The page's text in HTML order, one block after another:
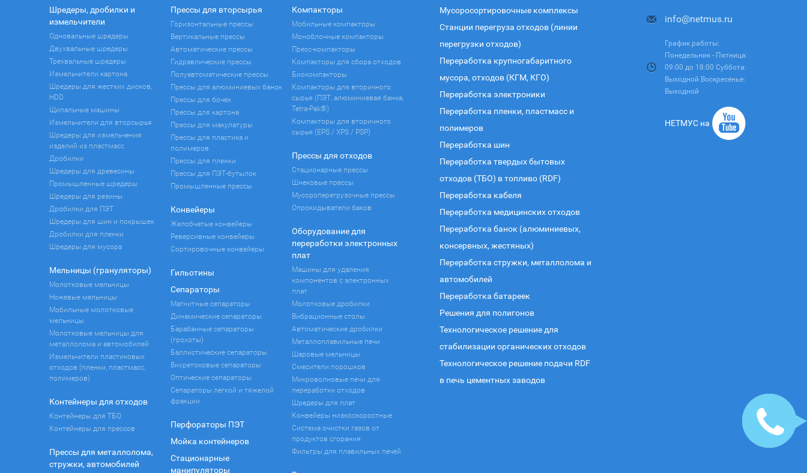
Шредеры, дробилки и
измельчители
Одновальные шредеры
Двухвальные шредеры
Трехвальные шредеры
Измельчители картона
Шредеры для жестких дисков,
HDD
Щипальные машины
Измельчители для вторсырья
Шредеры для измельчения
изделий из пластмасс
Дробилки
Шредеры для древесины
Промышленные шредеры
Шредеры для резины
Дробилки для ПЭТ
Шредеры для шин и покрышек
Дробилки для пленки
Шредеры для мусора
Мельницы (грануляторы)
Молотковые мельницы
Ножевые мельницы
Мобильные молотковые
мельницы
Молотковые мельницы для
металлолома и автомобилей
Измельчители пластиковых
отходов (пленки, пластмасс,
полимеров)
Контейнеры для отходов
Контейнеры для ТБО
Контейнеры для прессов
Прессы для металлолома,
стружки, автомобилей
Прессы для вторсырья
Горизонтальные прессы
Вертикальные прессы
Автоматические прессы
Гидравлические прессы
Полуавтоматические прессы
Прессы для алюминиевых банок
Прессы для бочек
Прессы для картона
Прессы для макулатуры
Прессы для пластика и
полимеров
Прессы для пленки
Прессы для ПЭТ-бутылок
Промышленные прессы
Конвейеры
Желобчатые конвейеры
Реверсивные конвейеры
Сортировочные конвейеры
Гильотины
Сепараторы
Магнитные сепараторы
Динамические сепараторы
Барабанные сепараторы
(грохоты)
Баллистические сепараторы
Вихретоковые сепараторы
Оптические сепараторы
Сепараторы легкой и тяжелой
фракции
Перфораторы ПЭТ
Мойка контейнеров
Стационарные
манипуляторы
Компакторы
Мобильные компакторы
Моноблочные компакторы
Пресс-компакторы
Компакторы для сбора отходов
Биокомпакторы
Компакторы для вторичного
сырья (ПЭТ, алюминиевая банка,
Tetra-Pak®)
Компакторы для вторичного
сырья (EPS / XPS / PSP)
Прессы для отходов
Стационарные прессы
Шнековые прессы
Мусороперегрузочные прессы
Опрокидыватели баков
Оборудование для
переработки электронных
плат
Машины для удаления
компонентов с электронных
плат
Молотковые дробилки
Вибрационные столы
Автоматические дробилки
Металлоплавильные печи
Шаровые мельницы
Смесители порошков
Микроволновые печи для
переработки отходов
Шредеры для плат
Конвейеры низкоскоростные
Система очистки газов от
продуктов сгорания
Фильтры для плавильных печей
Мусоросортировочные комплексы
Станции перегруза отходов (линии
перегрузки отходов)
Переработка крупногабаритного
мусора, отходов (КГМ, КГО)
Переработка электроники
Переработка пленки, пластмасс и
полимеров
Переработка шин
Переработка твердых бытовых
отходов (ТБО) в топливо (RDF)
Переработка кабеля
Переработка медицинских отходов
Переработка банок (алюминиевых,
консервных, жестяных)
Переработка стружки, металлолома и
автомобилей
Переработка батареек
Решения для полигонов
Технологическое решение для
стабилизации органических отходов
Технологическое решение подачи RDF
в печь цементных заводов
info@netmus.ru
График работы:
Понедельник - Пятница:
09:00 до 18:00 Суббота:
Выходной Воскресенье:
Выходной
НЕТМУС на